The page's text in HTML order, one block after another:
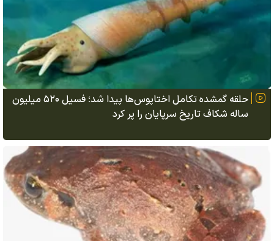
حلقه گمشده تکامل اختاپوس‌ها پیدا شد؛ فسیل ۵۲۰ میلیون
ساله شکاف تاریخ سرپایان را پر کرد